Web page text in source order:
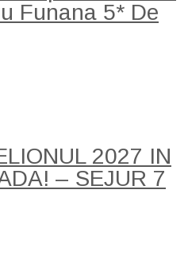
Funana 5* De
2027 IN
– SEJUR 7